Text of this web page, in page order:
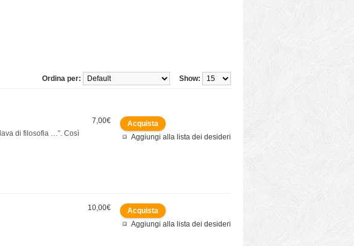
Show:
Ordina per:
Aggiungi alla lista dei desideri
7,00€
di filosofia …”. Così
Aggiungi alla lista dei desideri
10,00€